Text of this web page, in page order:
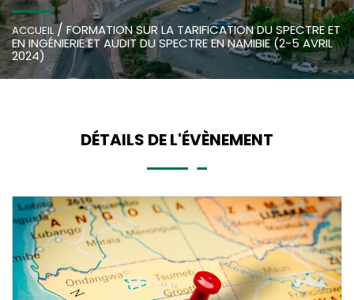
ACCUEIL/ FORMATION SUR LA TARIFICATION DU SPECTRE ET
EN INGÉNIERIE ET AUDIT DU SPECTRE EN NAMIBIE (2-5 AVRIL
2024)
DÉTAILS DE L'ÉVÈNEMENT